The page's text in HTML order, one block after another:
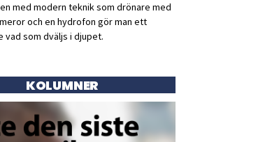
med modern teknik som drönare med
och en hydrofon gör man ett
vad som dväljs i djupet.
KOLUMNER